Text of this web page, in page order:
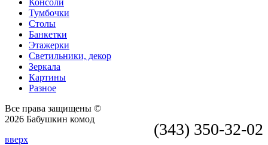
Тумбочки
Столы
Банкетки
Этажерки
Светильники, декор
Зеркала
Картины
Разное
(343) 350-32-02
Все права защищены ©
2026 Бабушкин комод
вверх